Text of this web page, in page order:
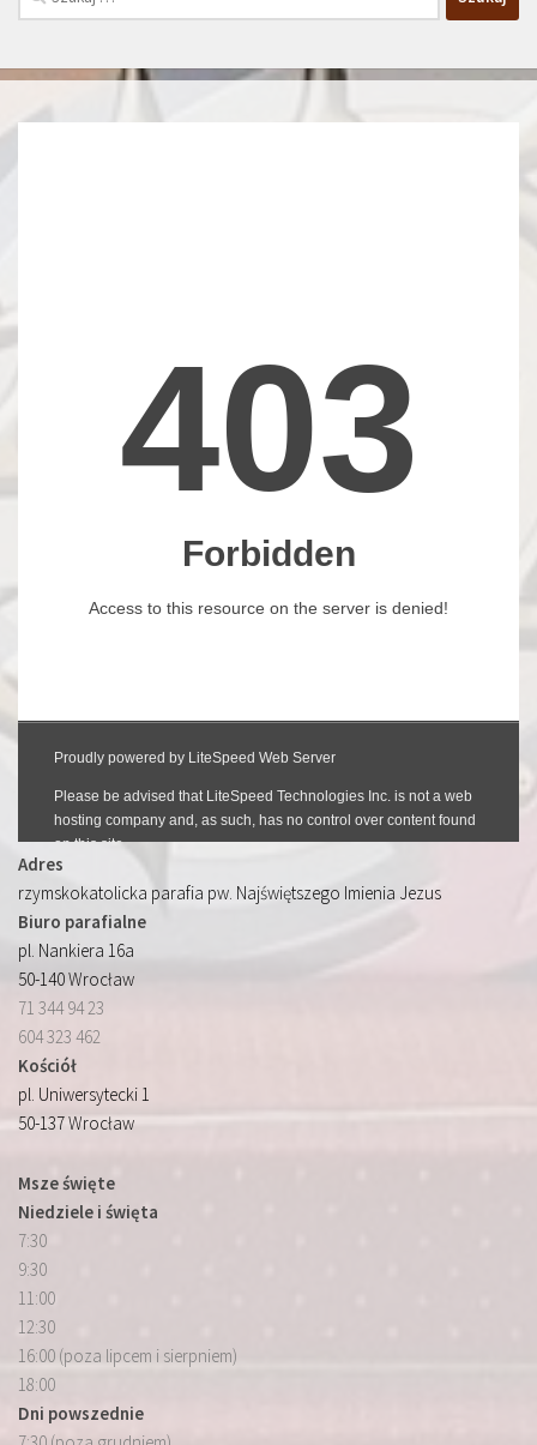
Adres
rzymskokatolicka parafia pw. Najświętszego Imienia Jezus
Biuro parafialne
pl. Nankiera 16a
50-140 Wrocław
71 344 94 23
604 323 462
Kościół
pl. Uniwersytecki 1
50-137 Wrocław
Msze święte
Niedziele i święta
7:30
9:30
11:00
12:30
16:00 (poza lipcem i sierpniem)
18:00
Dni powszednie